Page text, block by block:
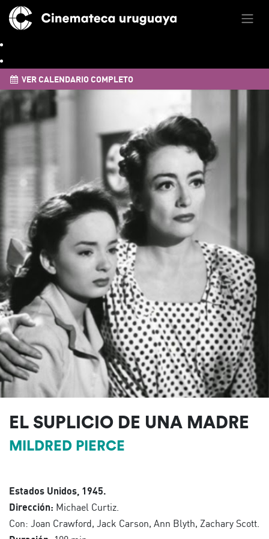
VER CALENDARIO COMPLETO
EL SUPLICIO DE UNA MADRE
MILDRED PIERCE
Estados Unidos, 1945.
Dirección: Michael Curtiz.
Con: Joan Crawford, Jack Carson, Ann Blyth, Zachary Scott.